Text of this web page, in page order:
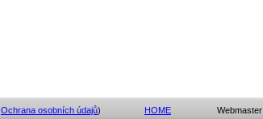
Ochrana osobních údajů) HOME Webmaster